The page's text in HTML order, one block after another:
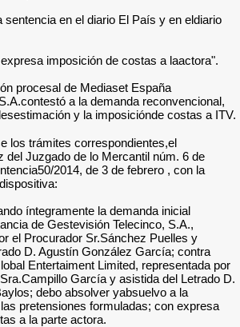
sentencia en el diario El País y en eldiario
imposición de costas a laactora".
procesal de Mediaset España
a la demanda reconvencional,
y la imposiciónde costas a ITV.
los trámites correspondientes,el
del Juzgado de lo Mercantil núm. 6 de
2014, de 3 de febrero , con la
íntegramente la demanda inicial
de Gestevisión Telecinco, S.A.,
el Procurador Sr.Sánchez Puelles y
D. Agustín González García; contra
Entertaiment Limited, representada por
García y asistida del Letrado D.
debo absolver yabsuelvo a la
pretensiones formuladas; con expresa
a la parte actora.